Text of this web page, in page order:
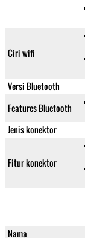
Ciri wifi
Versi Bluetooth
Features Bluetooth
Jenis konektor
Fitur konektor
Nama